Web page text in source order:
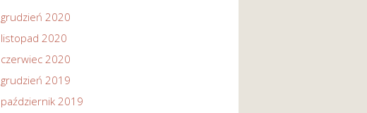
grudzień 2020
listopad 2020
czerwiec 2020
grudzień 2019
październik 2019